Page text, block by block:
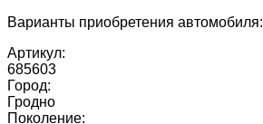
Варианты приобретения автомобиля:
Артикул:
685603
Город:
Гродно
Поколение: